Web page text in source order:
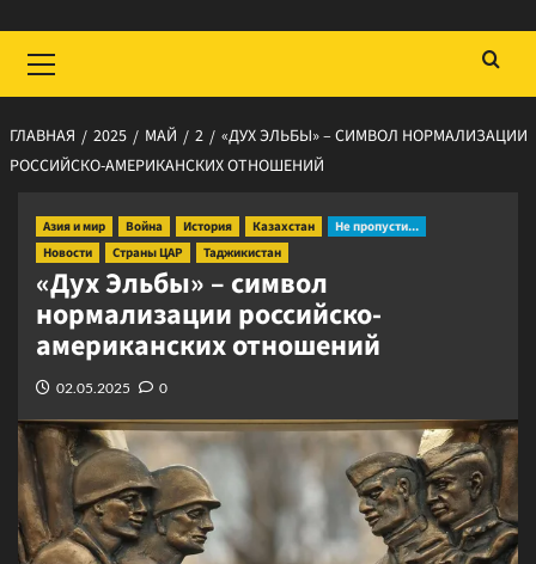
меню
ГЛАВНАЯ 2025 МАЙ 2
«ДУХ ЭЛЬБЫ» – СИМВОЛ НОРМАЛИЗАЦИИ
РОССИЙСКО-АМЕРИКАНСКИХ ОТНОШЕНИЙ
Азия и мир Война История Казахстан
Не пропусти...
Новости
Страны ЦАР Таджикистан
«Дух Эльбы» – символ
нормализации российско-
американских отношений
02.05.2025 0